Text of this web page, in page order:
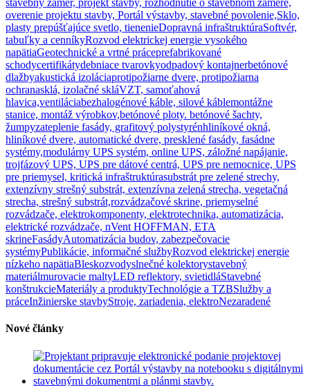
stavebný zámer, projekt stavby, rozhodnutie o stavebnom zámere,
overenie projektu stavby, Portál výstavby, stavebné povolenie,Sklo,
plasty prepúšťajúce svetlo, tienenieDopravná infraštruktúraSoftvér,
tabuľky a cenníkyRozvod elektrickej energie vysokého
napätiaGeotechnické a vrtné práceprefabrikované
schodycertifikátydebniace tvarovkyodpadový kontajnerbetónové
dlažbyakustická izoláciaprotipožiarne dvere, protipožiarna
ochranasklá, izolačné skláVZT, samoťahová
hlavica,ventiláciabezhalogénové káble, silové káblemontážne
stanice, montáž výrobkov,betónové ploty. betónové šachty,
žumpyzateplenie fasády, grafitový polystyrénhliníkové okná,
hliníkové dvere, automatické dvere, presklené fasády, fasádne
systémy,modulárny UPS systém, online UPS, záložné napájanie,
trojfázový UPS, UPS pre dátové centrá, UPS pre nemocnice, UPS
pre priemysel, kritická infraštruktúrasubstrát pre zelené strechy,
extenzívny strešný substrát, extenzívna zelená strecha, vegetačná
strecha, strešný substrát,rozvádzačové skrine, priemyselné
rozvádzače, elektrokomponenty, elektrotechnika, automatizácia,
elektrické rozvádzače, nVent HOFFMAN, ETA
skrineFasádyAutomatizácia budov, zabezpečovacie
systémyPublikácie, informačné službyRozvod elektrickej energie
nízkeho napätiaBleskozvodyslnečné kolektorystavebný
materiálmurovacie maltyLED reflektory, svietidláStavebné
konštrukcieMateriály a produktyTechnológie a TZBSlužby a
práceInžinierske stavbyStroje, zariadenia, elektroNezaradené
Nové články